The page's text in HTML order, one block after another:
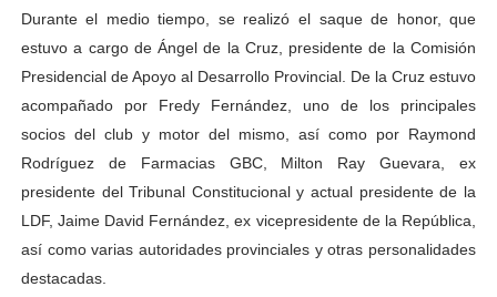
Durante el medio tiempo, se realizó el saque de honor, que
estuvo a cargo de Ángel de la Cruz, presidente de la Comisión
Presidencial de Apoyo al Desarrollo Provincial. De la Cruz estuvo
acompañado por Fredy Fernández, uno de los principales
socios del club y motor del mismo, así como por Raymond
Rodríguez de Farmacias GBC, Milton Ray Guevara, ex
presidente del Tribunal Constitucional y actual presidente de la
LDF, Jaime David Fernández, ex vicepresidente de la República,
así como varias autoridades provinciales y otras personalidades
destacadas.